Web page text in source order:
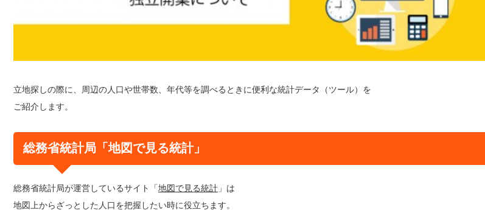
立地探しの際に、周辺の人口や世帯数、年代等を調べるときに便利な統計データ（ツール）を
ご紹介します。
総務省統計局「地図で見る統計」
総務省統計局が運営しているサイト「地図で見る統計 」は
地図上からざっとした人口を把握したい時に役立ちます。